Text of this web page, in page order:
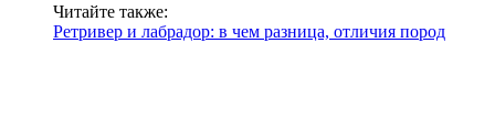
Читайте также:
Ретривер и лабрадор: в чем разница, отличия пород